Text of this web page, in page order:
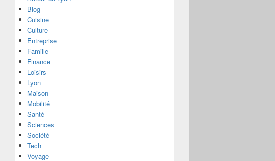
Blog
Cuisine
Culture
Entreprise
Famille
Finance
Loisirs
Lyon
Maison
Mobilité
Santé
Sciences
Société
Tech
Voyage